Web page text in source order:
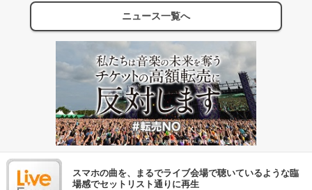
ニュース一覧へ
スマホの曲を、まるでライブ会場で聴いているような臨
場感でセットリスト通りに再生